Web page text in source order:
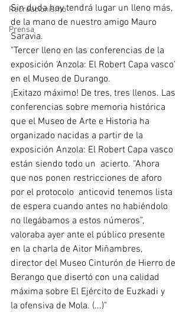
Recreacionismo
Prensa
Sin duda hoy tendrá lugar un lleno más,
de la mano de nuestro amigo Mauro
Saravia.
"Tercer lleno en las conferencias de la
exposición ‘Anzola: El Robert Capa vasco’
en el Museo de Durango.
¡Exitazo máximo! De tres, tres llenos. Las
conferencias sobre memoria histórica
que el Museo de Arte e Historia ha
organizado nacidas a partir de la
exposición Anzola: El Robert Capa vasco
están siendo todo un  acierto. “Ahora
que nos ponen restricciones de aforo
por el protocolo  anticovid tenemos lista
de espera cuando antes no habiéndolo
no llegábamos a estos números”,
valoraba ayer ante el público presente
en la charla de Aitor Miñambres,
director del Museo Cinturón de Hierro de
Berango que disertó con una calidad
máxima sobre El Ejército de Euzkadi y
la ofensiva de Mola. (...)"